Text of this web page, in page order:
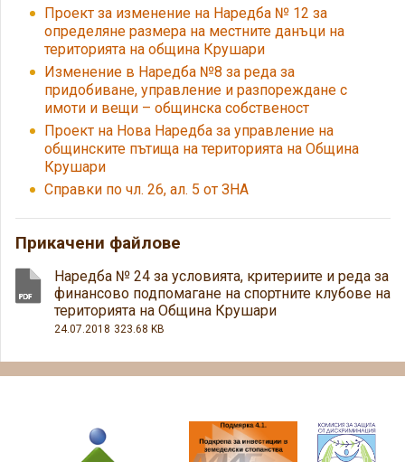
Проект за изменение на Наредба № 12 за
определяне размера на местните данъци на
територията на община Крушари
Изменение в Наредба №8 за реда за
придобиване, управление и разпореждане с
имоти и вещи – общинска собственост
Проект на Нова Наредба за управление на
общинските пътища на територията на Община
Крушари
Справки по чл. 26, ал. 5 от ЗНА
Прикачени файлове
Наредба № 24 за условията, критериите и реда за
финансово подпомагане на спортните клубове на
територията на Община Крушари
24.07.2018 323.68 KB